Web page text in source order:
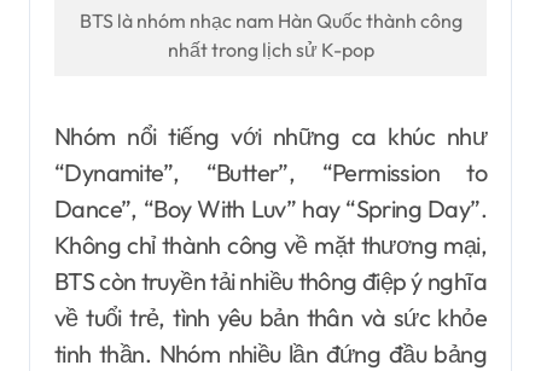
BTS là nhóm nhạc nam Hàn Quốc thành công
nhất trong lịch sử K-pop
Nhóm nổi tiếng với những ca khúc như
“Dynamite”, “Butter”, “Permission to
Dance”, “Boy With Luv” hay “Spring Day”.
Không chỉ thành công về mặt thương mại,
BTS còn truyền tải nhiều thông điệp ý nghĩa
về tuổi trẻ, tình yêu bản thân và sức khỏe
tinh thần. Nhóm nhiều lần đứng đầu bảng